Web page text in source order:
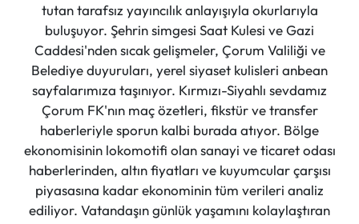
tutan tarafsız yayıncılık anlayışıyla okurlarıyla
buluşuyor. Şehrin simgesi Saat Kulesi ve Gazi
Caddesi'nden sıcak gelişmeler, Çorum Valiliği ve
Belediye duyuruları, yerel siyaset kulisleri anbean
sayfalarımıza taşınıyor. Kırmızı-Siyahlı sevdamız
Çorum FK'nın maç özetleri, fikstür ve transfer
haberleriyle sporun kalbi burada atıyor. Bölge
ekonomisinin lokomotifi olan sanayi ve ticaret odası
haberlerinden, altın fiyatları ve kuyumcular çarşısı
piyasasına kadar ekonominin tüm verileri analiz
ediliyor. Vatandaşın günlük yaşamını kolaylaştıran